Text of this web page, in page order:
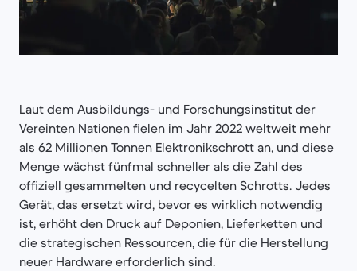
Laut dem Ausbildungs- und Forschungsinstitut der
Vereinten Nationen fielen im Jahr 2022 weltweit mehr
als 62 Millionen Tonnen Elektronikschrott an, und diese
Menge wächst fünfmal schneller als die Zahl des
offiziell gesammelten und recycelten Schrotts. Jedes
Gerät, das ersetzt wird, bevor es wirklich notwendig
ist, erhöht den Druck auf Deponien, Lieferketten und
die strategischen Ressourcen, die für die Herstellung
neuer Hardware erforderlich sind.